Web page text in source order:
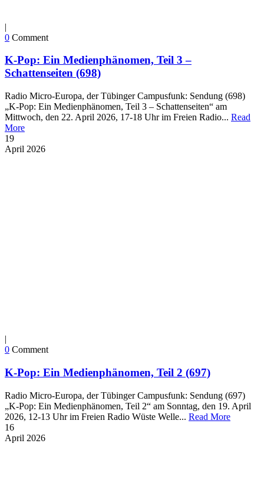
|
0 Comment
K-Pop: Ein Medienphänomen, Teil 3 –
Schattenseiten (698)
Radio Micro-Europa, der Tübinger Campusfunk: Sendung (698)
„K-Pop: Ein Medienphänomen, Teil 3 – Schattenseiten“ am
Mittwoch, den 22. April 2026, 17-18 Uhr im Freien Radio... Read
More
19
April 2026
|
0 Comment
K-Pop: Ein Medienphänomen, Teil 2 (697)
Radio Micro-Europa, der Tübinger Campusfunk: Sendung (697)
„K-Pop: Ein Medienphänomen, Teil 2“ am Sonntag, den 19. April
2026, 12-13 Uhr im Freien Radio Wüste Welle... Read More
16
April 2026